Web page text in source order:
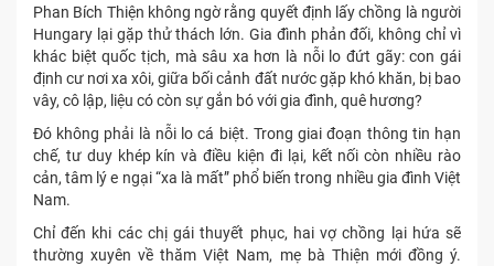
Phan Bích Thiện không ngờ rằng quyết định lấy chồng là người
Hungary lại gặp thử thách lớn. Gia đình phản đối, không chỉ vì
khác biệt quốc tịch, mà sâu xa hơn là nỗi lo đứt gãy: con gái
định cư nơi xa xôi, giữa bối cảnh đất nước gặp khó khăn, bị bao
vây, cô lập, liệu có còn sự gắn bó với gia đình, quê hương?
Đó không phải là nỗi lo cá biệt. Trong giai đoạn thông tin hạn
chế, tư duy khép kín và điều kiện đi lại, kết nối còn nhiều rào
cản, tâm lý e ngại “xa là mất” phổ biến trong nhiều gia đình Việt
Nam.
Chỉ đến khi các chị gái thuyết phục, hai vợ chồng lại hứa sẽ
thường xuyên về thăm Việt Nam, mẹ bà Thiện mới đồng ý.